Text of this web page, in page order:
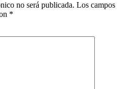
no será publicada. Los campos
*